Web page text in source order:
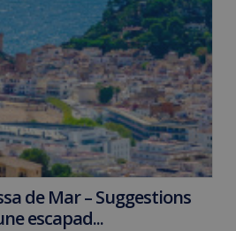
de Mar – Suggestions
escapad...